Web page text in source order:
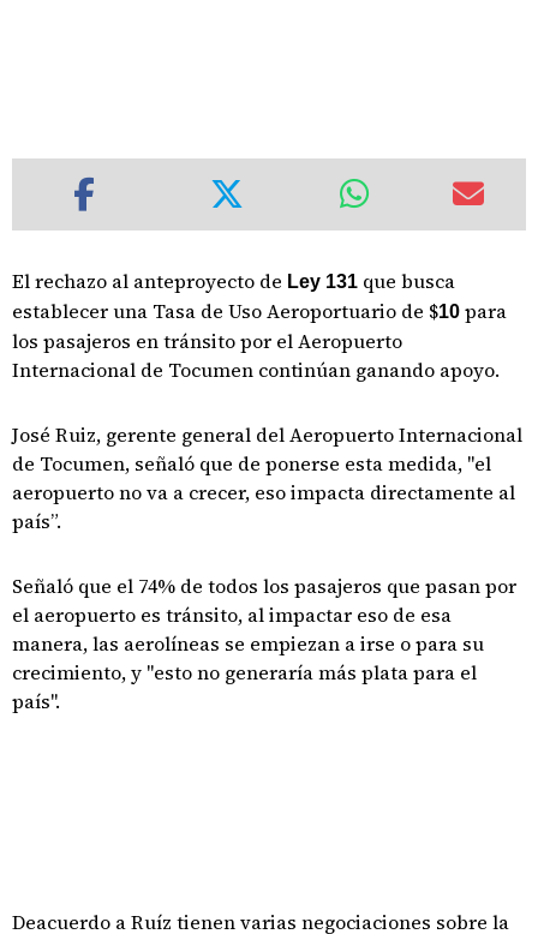
El rechazo al anteproyecto de Ley 131 que busca
establecer una Tasa de Uso Aeroportuario de $10 para
los pasajeros en tránsito por el Aeropuerto
Internacional de Tocumen continúan ganando apoyo.
José Ruiz, gerente general del Aeropuerto Internacional
de Tocumen, señaló que de ponerse esta medida, "el
aeropuerto no va a crecer, eso impacta directamente al
país”.
Señaló que el 74% de todos los pasajeros que pasan por
el aeropuerto es tránsito, al impactar eso de esa
manera, las aerolíneas se empiezan a irse o para su
crecimiento, y "esto no generaría más plata para el
país".
Deacuerdo a Ruíz tienen varias negociaciones sobre la